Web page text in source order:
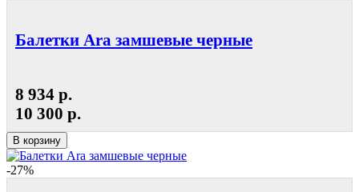
Балетки Ara замшевые черные
8 934 р.
10 300 р.
В корзину
-27%